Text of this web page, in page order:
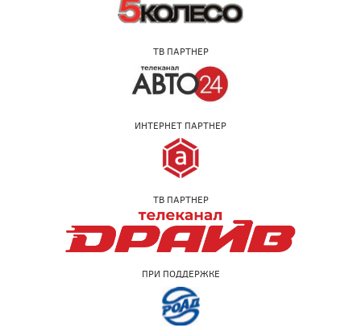
ТВ ПАРТНЕР
ИНТЕРНЕТ ПАРТНЕР
ТВ ПАРТНЕР
ПРИ ПОДДЕРЖКЕ